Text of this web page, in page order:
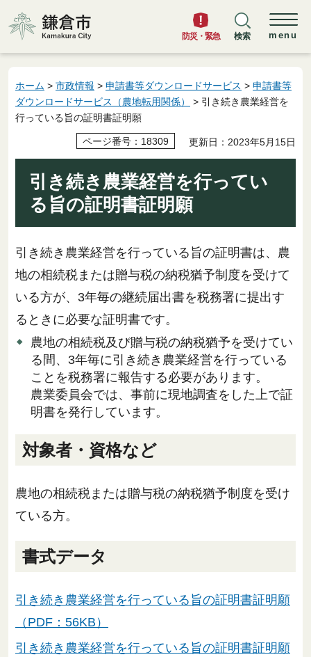
鎌倉市
防災・緊急 検索 menu
ホーム > 市政情報 > 申請書等ダウンロードサービス > 申請書等
ダウンロードサービス（農地転用関係）
> 引き続き農業経営を
行っている旨の証明書証明願
ページ番号：18309 更新日：2023年5月15日
引き続き農業経営を行ってい
る旨の証明書証明願
引き続き農業経営を行っている旨の証明書は、農
地の相続税または贈与税の納税猶予制度を受けて
いる方が、3年毎の継続届出書を税務署に提出す
るときに必要な証明書です。
農地の相続税及び贈与税の納税猶予を受けてい
る間、3年毎に引き続き農業経営を行っている
ことを税務署に報告する必要があります。
農業委員会では、事前に現地調査をした上で証
明書を発行しています。
対象者・資格など
農地の相続税または贈与税の納税猶予制度を受け
ている方。
書式データ
引き続き農業経営を行っている旨の証明書証明願
（PDF：56KB）
引き続き農業経営を行っている旨の証明書証明願